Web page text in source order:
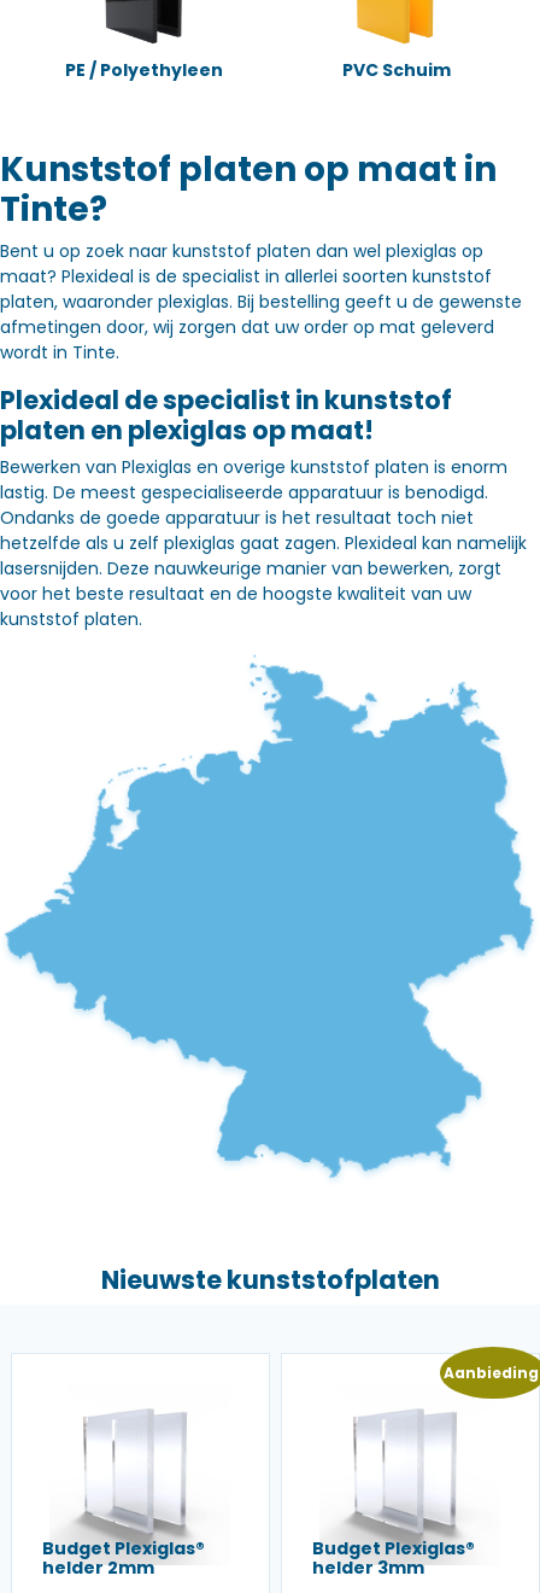
PE / Polyethyleen PVC Schuim
Kunststof platen op maat in
Tinte?
Bent u op zoek naar kunststof platen dan wel plexiglas op
maat? Plexideal is de specialist in allerlei soorten kunststof
platen, waaronder plexiglas. Bij bestelling geeft u de gewenste
afmetingen door, wij zorgen dat uw order op mat geleverd
wordt in Tinte.
Plexideal de specialist in kunststof
platen en plexiglas op maat!
Bewerken van Plexiglas en overige kunststof platen is enorm
lastig. De meest gespecialiseerde apparatuur is benodigd.
Ondanks de goede apparatuur is het resultaat toch niet
hetzelfde als u zelf plexiglas gaat zagen. Plexideal kan namelijk
lasersnijden. Deze nauwkeurige manier van bewerken, zorgt
voor het beste resultaat en de hoogste kwaliteit van uw
kunststof platen.
Nieuwste kunststofplaten
Budget Plexiglas®
helder 2mm
Budget Plexiglas®
helder 3mm